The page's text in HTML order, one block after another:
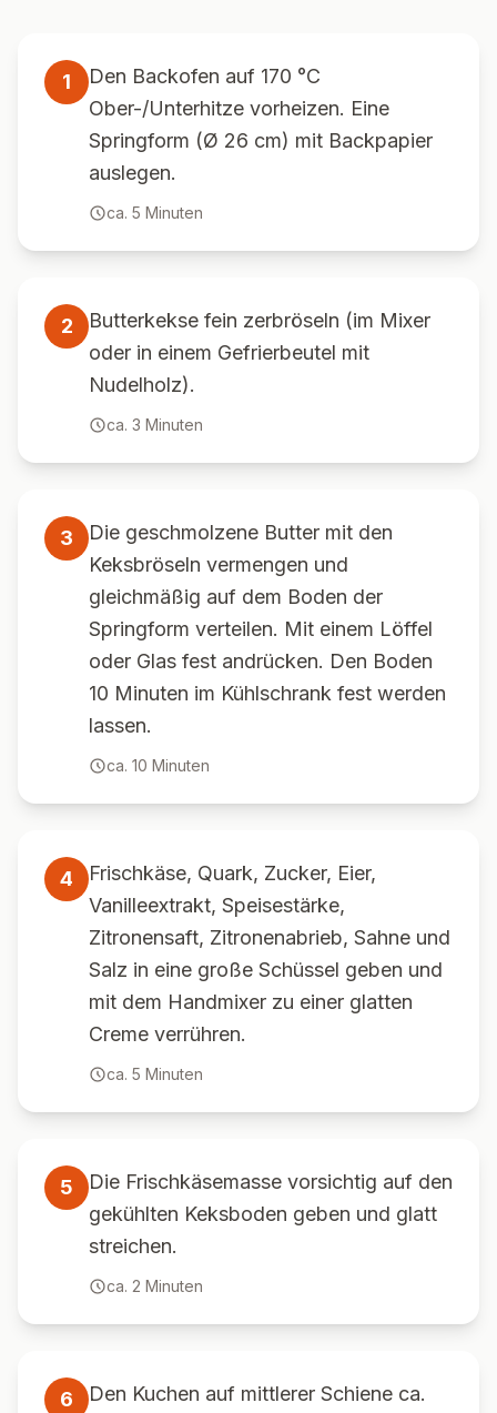
1
Den Backofen auf 170 °C
Ober-/Unterhitze vorheizen. Eine
Springform (Ø 26 cm) mit Backpapier
auslegen.
ca. 5 Minuten
2
Butterkekse fein zerbröseln (im Mixer
oder in einem Gefrierbeutel mit
Nudelholz).
ca. 3 Minuten
3
Die geschmolzene Butter mit den
Keksbröseln vermengen und
gleichmäßig auf dem Boden der
Springform verteilen. Mit einem Löffel
oder Glas fest andrücken. Den Boden
10 Minuten im Kühlschrank fest werden
lassen.
ca. 10 Minuten
4
Frischkäse, Quark, Zucker, Eier,
Vanilleextrakt, Speisestärke,
Zitronensaft, Zitronenabrieb, Sahne und
Salz in eine große Schüssel geben und
mit dem Handmixer zu einer glatten
Creme verrühren.
ca. 5 Minuten
5
Die Frischkäsemasse vorsichtig auf den
gekühlten Keksboden geben und glatt
streichen.
ca. 2 Minuten
6
Den Kuchen auf mittlerer Schiene ca.